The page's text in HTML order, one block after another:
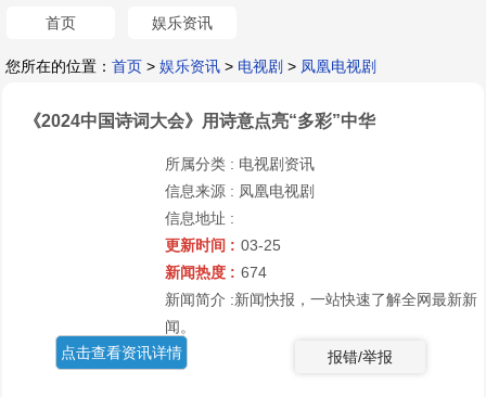
首页 娱乐资讯
您所在的位置： 首页 > 娱乐资讯 > 电视剧 > 凤凰电视剧
《2024中国诗词大会》用诗意点亮“多彩”中华
所属分类 : 电视剧资讯
信息来源 : 凤凰电视剧
信息地址 :
更新时间 : 03-25
新闻热度 : 674
新闻简介 :新闻快报，一站快速了解全网最新新
闻。
点击查看资讯详情
报错/举报